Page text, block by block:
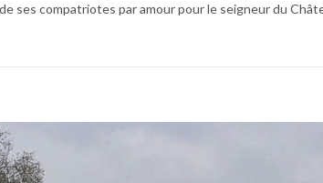
ses compatriotes par amour pour le seigneur du